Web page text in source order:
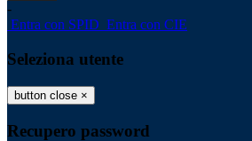
-
Entra con SPID Entra con CIE
Seleziona utente
button close ×
Recupero password